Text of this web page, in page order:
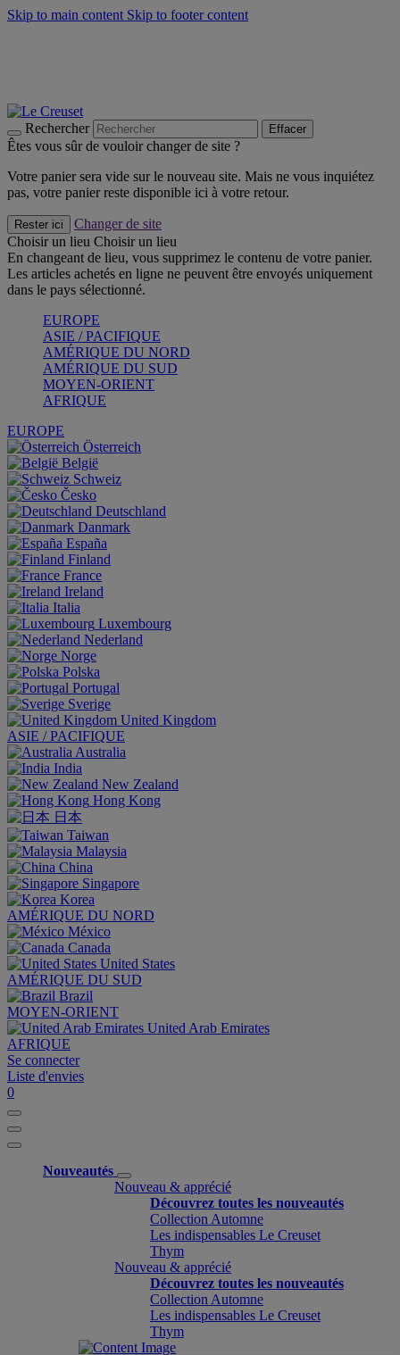
Skip to main content Skip to footer content
Rechercher Effacer
Êtes vous sûr de vouloir changer de site ?
Votre panier sera vide sur le nouveau site. Mais ne vous inquiétez
pas, votre panier reste disponible ici à votre retour.
Rester ici
Changer de site
Choisir un lieu Choisir un lieu
En changeant de lieu, vous supprimez le contenu de votre panier.
Les articles achetés en ligne ne peuvent être envoyés uniquement
dans le pays sélectionné.
EUROPE
ASIE / PACIFIQUE
AMÉRIQUE DU NORD
AMÉRIQUE DU SUD
MOYEN-ORIENT
AFRIQUE
EUROPE
Österreich
België
Schweiz
Česko
Deutschland
Danmark
España
Finland
France
Ireland
Italia
Luxembourg
Nederland
Norge
Polska
Portugal
Sverige
United Kingdom
ASIE / PACIFIQUE
Australia
India
New Zealand
Hong Kong
日本
Taiwan
Malaysia
China
Singapore
Korea
AMÉRIQUE DU NORD
México
Canada
United States
AMÉRIQUE DU SUD
Brazil
MOYEN-ORIENT
United Arab Emirates
AFRIQUE
Se connecter
Liste d'envies
0
Nouveautés
Nouveau & apprécié
Découvrez toutes les nouveautés
Collection Automne
Les indispensables Le Creuset
Thym
Nouveau & apprécié
Découvrez toutes les nouveautés
Collection Automne
Les indispensables Le Creuset
Thym